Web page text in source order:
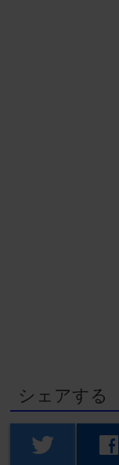
シェアする
twitter facebook